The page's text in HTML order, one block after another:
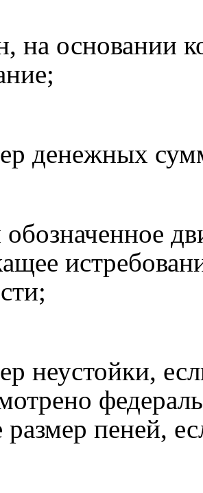
на основании
денежных
обозначенное
неустойки,
размер пеней,